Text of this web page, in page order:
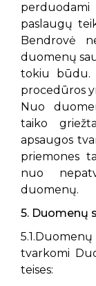
paslaugų
Bendrovė
duomenų
tokiu būdu.
procedūros
Nuo
taiko
apsaugos
priemones
nuo
duomenų.
5. Duomenų
tvarkomi
teises: